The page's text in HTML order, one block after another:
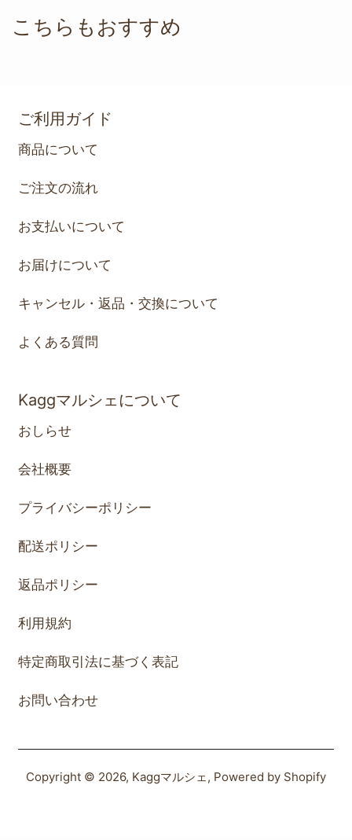
こちらもおすすめ
ご利用ガイド
商品について
ご注文の流れ
お支払いについて
お届けについて
キャンセル・返品・交換について
よくある質問
Kaggマルシェについて
おしらせ
会社概要
プライバシーポリシー
配送ポリシー
返品ポリシー
利用規約
特定商取引法に基づく表記
お問い合わせ
Copyright © 2026, Kaggマルシェ, Powered by Shopify